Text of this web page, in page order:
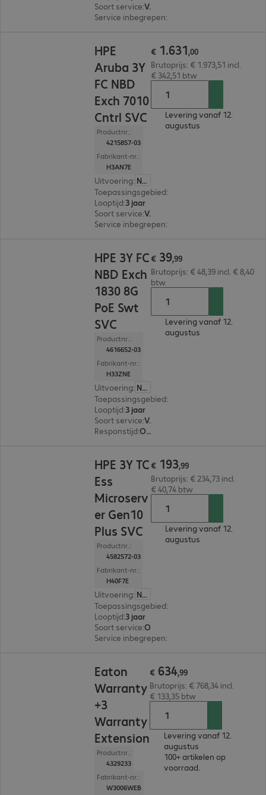
Soort service: Vervangingsservice
Service inbegrepen:
HPE
Aruba 3Y
FC NBD
Exch 7010
Cntrl SVC
Productnr.:
4215857-03
Fabrikant-nr.:
H3AN7E
Uitvoering:
Nederland
Toepassingsgebied:
Looptijd:3 jaar
Soort service: Vervangingsservice
Service inbegrepen:
€ 1.631,00
Brutoprijs: € 1.973,51 incl.
€ 342,51 btw
Levering vanaf 12.
augustus
HPE 3Y FC
NBD Exch
1830 8G
PoE Swt
SVC
Productnr.:
4616652-03
Fabrikant-nr.:
H33ZNE
Uitvoering:
Nederland
Toepassingsgebied:
Looptijd:3 jaar
Soort service: Vervangingsservice
Responstijd: Op de volgende werkdag
€ 39,99
Brutoprijs: € 48,39 incl. € 8,40
btw
Levering vanaf 12.
augustus
HPE 3Y TC
Ess
Microserv
er Gen10
Plus SVC
Productnr.:
4582572-03
Fabrikant-nr.:
H40F7E
Uitvoering:
Nederland
Toepassingsgebied:
Looptijd:3 jaar
Soort service:
Service inbegrepen:
€ 193,99
Brutoprijs: € 234,73 incl.
€ 40,74 btw
Levering vanaf 12.
augustus
Eaton
Warranty
+3
Warranty
Extension
Productnr.:
4329233
Fabrikant-nr.:
W3006WEB
€ 634,99
Brutoprijs: € 768,34 incl.
€ 133,35 btw
Levering vanaf 12.
augustus
100+ artikelen op
voorraad.